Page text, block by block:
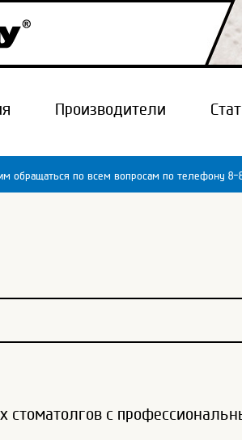
Производители
обращаться по всем вопросам по телефону 8-
стоматолгов с